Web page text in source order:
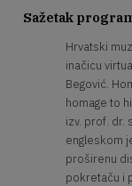
Sažetak
Hrvatski
inačicu
Begović.
homage to
izv. prof. dr.
engleskom
proširenu
pokretaču i